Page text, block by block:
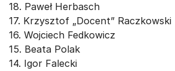
18. Paweł Herbasch
17. Krzysztof „Docent” Raczkowski
16. Wojciech Fedkowicz
15. Beata Polak
14. Igor Falecki